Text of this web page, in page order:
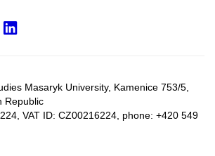
Masaryk University, Kamenice 753/5​,
Republic
VAT ID: CZ00216224, phone: +420 549